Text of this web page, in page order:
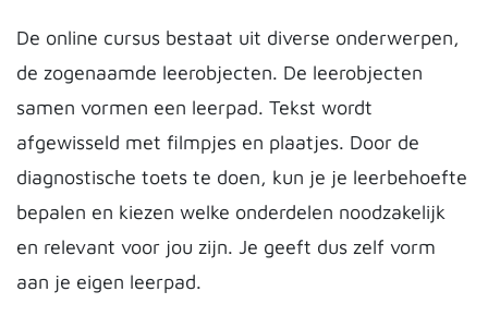
De online cursus bestaat uit diverse onderwerpen,
de zogenaamde leerobjecten. De leerobjecten
samen vormen een leerpad. Tekst wordt
afgewisseld met filmpjes en plaatjes. Door de
diagnostische toets te doen, kun je je leerbehoefte
bepalen en kiezen welke onderdelen noodzakelijk
en relevant voor jou zijn. Je geeft dus zelf vorm
aan je eigen leerpad.